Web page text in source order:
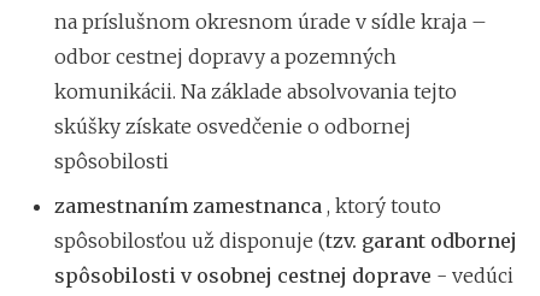
na príslušnom okresnom úrade v sídle kraja –
odbor cestnej dopravy a pozemných
komunikácii. Na základe absolvovania tejto
skúšky získate osvedčenie o odbornej
spôsobilosti
zamestnaním zamestnanca , ktorý touto
spôsobilosťou už disponuje (tzv. garant odbornej
spôsobilosti v osobnej cestnej doprave - vedúci